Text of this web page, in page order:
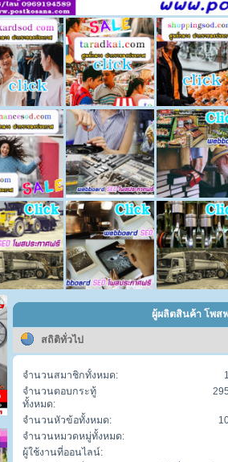
ผู้ผลิตสินค้า โพส
สถิติทั่วไป
จำนวนสมาชิกทั้งหมด:
จำนวนตอบกระทู้
ทั้งหมด:
จำนวนหัวข้อทั้งหมด:
จำนวนหมวดหมู่ทั้งหมด:
ผู้ใช้งานที่ออนไลน์: